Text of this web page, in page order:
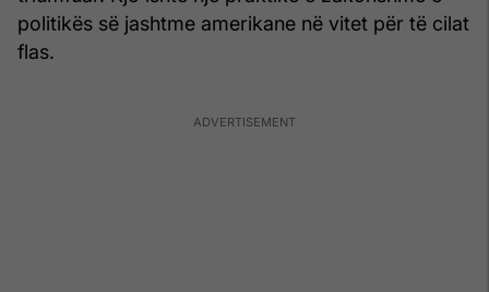
politikës së jashtme amerikane në vitet për të cilat
flas.